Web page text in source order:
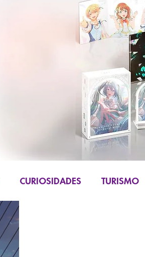
CURIOSIDADES TURISMO
LIVE ACTION